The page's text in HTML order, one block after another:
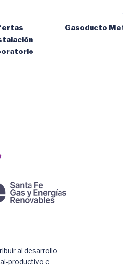
Gasoducto
al desarrollo
productivo e